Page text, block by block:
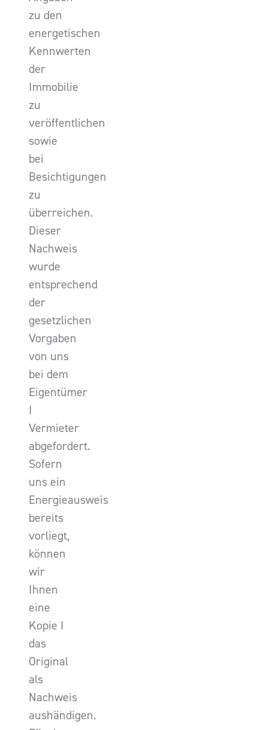
zu den
energetischen
Kennwerten
der
Immobilie
zu
veröffentlichen
sowie
bei
Besichtigungen
zu
überreichen.
Dieser
Nachweis
wurde
entsprechend
der
gesetzlichen
Vorgaben
von uns
bei dem
Eigentümer
I
Vermieter
abgefordert.
Sofern
uns ein
Energieausweis
bereits
vorliegt,
können
wir
Ihnen
eine
Kopie I
das
Original
als
Nachweis
aushändigen.